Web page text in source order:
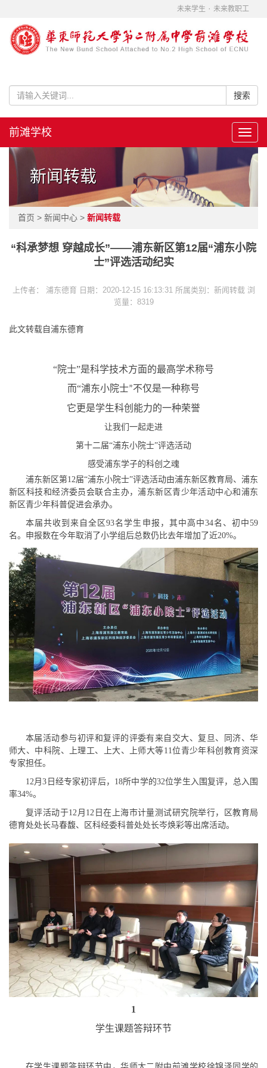
未来学生 · 未来教职工
前滩学校
新闻转载
首页 > 新闻中心 > 新闻转载
“科承梦想 穿越成长”——浦东新区第12届“浦东小院
士”评选活动纪实
上传者： 浦东德育 日期：2020-12-15 16:13:31 所属类别：新闻转载 浏
览量：8319
此文转载自浦东德育
“院士”是科学技术方面的最高学术称号
而“浦东小院士”不仅是一种称号
它更是学生科创能力的一种荣誉
让我们一起走进
第十二届“浦东小院士”评选活动
感受浦东学子的科创之魂
浦东新区第12届“浦东小院士”评选活动由浦东新区教育局、浦东
新区科技和经济委员会联合主办，浦东新区青少年活动中心和浦东
新区青少年科普促进会承办。
本届共收到来自全区93名学生申报，其中高中34名、初中59
名。申报数在今年取消了小学组后总数仍比去年增加了近20%。
本届活动参与初评和复评的评委有来自交大、复旦、同济、华
师大、中科院、上理工、上大、上师大等11位青少年科创教育资深
专家担任。
12月3日经专家初评后，18所中学的32位学生入围复评，总入围
率34%。
复评活动于12月12日在上海市计量测试研究院举行，区教育局
德育处处长马春馥、区科经委科普处处长岑焕彩等出席活动。
1
学生课题答辩环节